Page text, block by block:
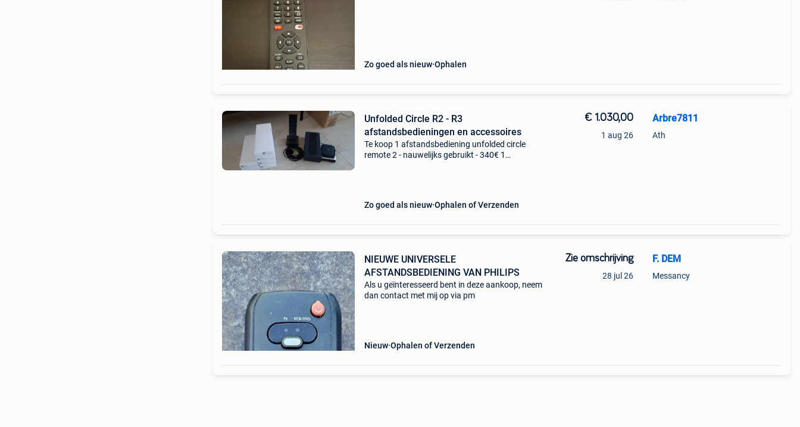
Zo goed als nieuw Ophalen
Unfolded Circle R2 - R3
afstandsbedieningen en accessoires
Te koop 1 afstandsbediening unfolded circle
remote 2 - nauwelijks gebruikt - 340€ 1
Zo goed als nieuw Ophalen of Verzenden
€ 1.030,00
1 aug 26
Arbre7811
Ath
NIEUWE UNIVERSELE
AFSTANDSBEDIENING VAN PHILIPS
Als u geïnteresseerd bent in deze aankoop, neem
dan contact met mij op via pm
Nieuw Ophalen of Verzenden
Zie omschrijving
28 jul 26
F. DEM
Messancy